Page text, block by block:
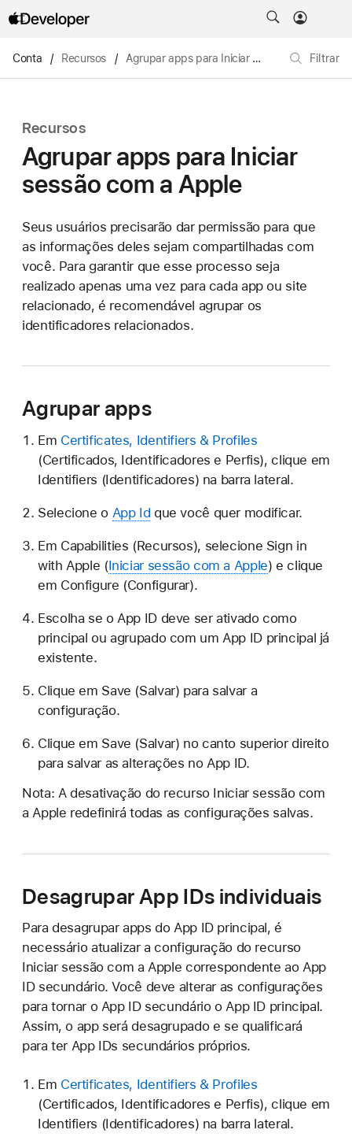
Conta / Recursos / Agrupar apps para Iniciar sessão com a Apple Filtrar
Recursos
Agrupar apps para Iniciar
sessão com a Apple
Seus usuários precisarão dar permissão para que
as informações deles sejam compartilhadas com
você. Para garantir que esse processo seja
realizado apenas uma vez para cada app ou site
relacionado, é recomendável agrupar os
identificadores relacionados.
Agrupar apps
Em Certificates, Identifiers & Profiles
(Certificados, Identificadores e Perfis), clique em
Identifiers (Identificadores) na barra lateral.
Selecione o App Id que você quer modificar.
Em Capabilities (Recursos), selecione Sign in
with Apple (Iniciar sessão com a Apple) e clique
em Configure (Configurar).
Escolha se o App ID deve ser ativado como
principal ou agrupado com um App ID principal já
existente.
Clique em Save (Salvar) para salvar a
configuração.
Clique em Save (Salvar) no canto superior direito
para salvar as alterações no App ID.
Nota: A desativação do recurso Iniciar sessão com
a Apple redefinirá todas as configurações salvas.
Desagrupar App IDs individuais
Para desagrupar apps do App ID principal, é
necessário atualizar a configuração do recurso
Iniciar sessão com a Apple correspondente ao App
ID secundário. Você deve alterar as configurações
para tornar o App ID secundário o App ID principal.
Assim, o app será desagrupado e se qualificará
para ter App IDs secundários próprios.
Em Certificates, Identifiers & Profiles
(Certificados, Identificadores e Perfis), clique em
Identifiers (Identificadores) na barra lateral.